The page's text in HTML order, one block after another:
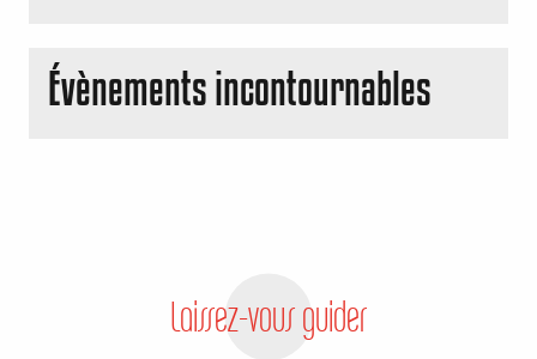
Évènements incontournables
Laissez-vous guider